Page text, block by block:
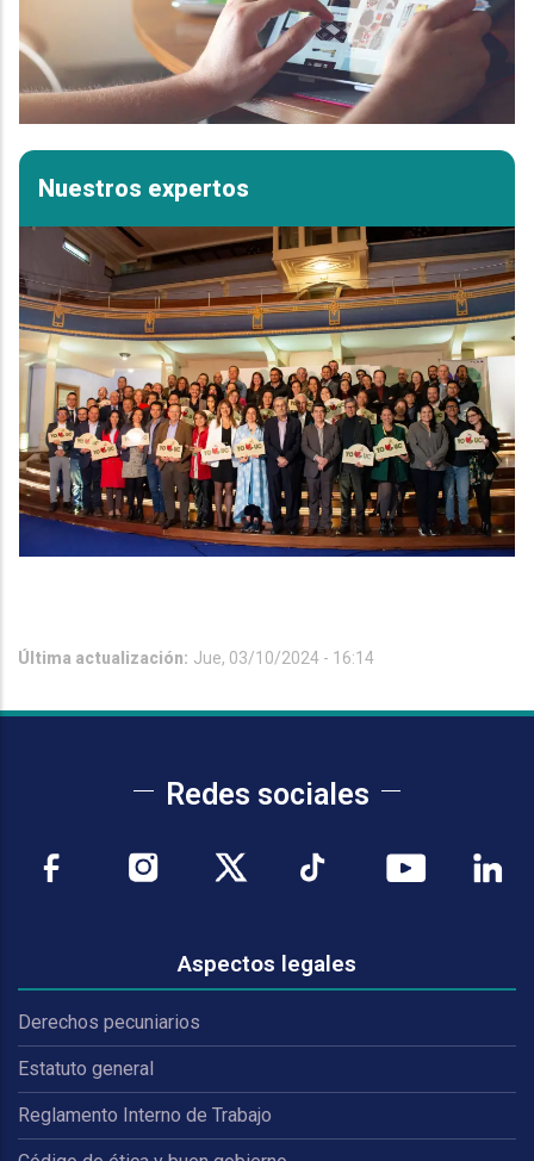
Nuestros expertos
Última actualización: Jue, 03/10/2024 - 16:14
Redes sociales
Aspectos legales
Derechos pecuniarios
Estatuto general
Reglamento Interno de Trabajo